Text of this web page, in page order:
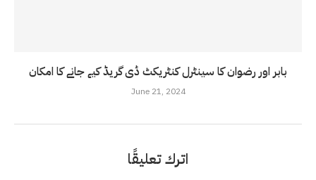
بابر اور رضوان کا سینٹرل کنٹریکٹ ڈی گریڈ کیے جانے کا امکان
June 21, 2024
اترك تعليقًا